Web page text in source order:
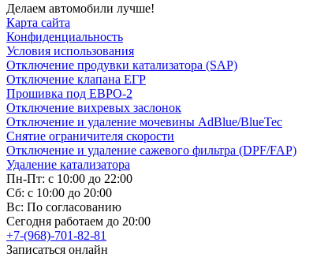
Делаем автомобили лучше!
Карта сайта
Конфиденциальность
Условия использования
Отключение продувки катализатора (SAP)
Отключение клапана ЕГР
Прошивка под ЕВРО-2
Отключение вихревых заслонок
Отключение и удаление мочевины AdBlue/BlueTec
Снятие ограничителя скорости
Отключение и удаление сажевого фильтра (DPF/FAP)
Удаление катализатора
Пн-Пт: с 10:00 до 22:00
Сб: с 10:00 до 20:00
Вс: По согласованию
Сегодня работаем до 20:00
+7-(968)-701-82-81
Записаться онлайн